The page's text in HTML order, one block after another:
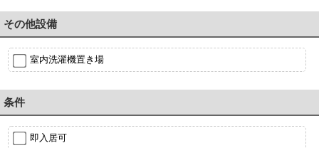
その他設備
室内洗濯機置き場
条件
即入居可